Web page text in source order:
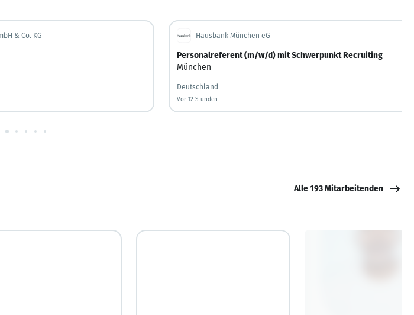
& Co. KG Hausbank München eG
Personalreferent (m/w/d) mit Schwerpunkt Recruiting
München
Deutschland
Vor 12 Stunden
Vor 12 Stunden veröffentlicht
Alle 193 Mitarbeitenden